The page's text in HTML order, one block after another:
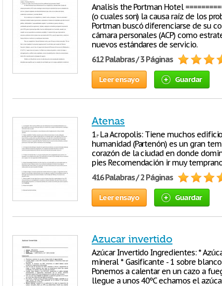
Analisis the Portman Hotel
(o cuales son) la causa raíz de los
Portman buscó diferenciarse de su
cámara personales (ACP) como
nuevos estándares de servicio.
612 Palabras / 3 Páginas
Leer ensayo Guardar
Atenas
1.- La Acropolis: Tiene muchos
humanidad (Partenón) es un gran
corazón de la ciudad en donde
pies Recomendación ir muy
416 Palabras / 2 Páginas
Leer ensayo Guardar
Azucar invertido
Azúcar Invertido Ingredientes: *
mineral * Gasificante - 1 sobre
Ponemos a calentar en un cazo a
llegue a unos 40ºC echamos el